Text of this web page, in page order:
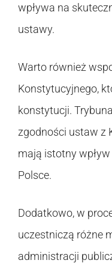
wpływa na
ustawy.
Warto również
Konstytucyjnego,
konstytucji.
zgodności ustaw z
mają istotny
Polsce.
Dodatkowo, w
uczestniczą różne
administracji